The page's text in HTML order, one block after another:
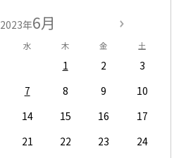
2023年6月
水 木 金 土
1 2
3
7 8 9
10
14 15 16
17
21 22 23
24